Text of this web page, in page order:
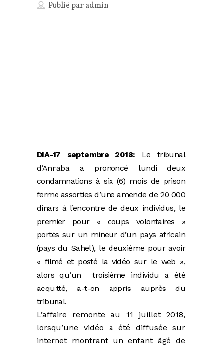
Publié paradmin
DIA-17 septembre 2018: Le tribunal
d’Annaba a prononcé lundi deux
condamnations à six (6) mois de prison
ferme assorties d’une amende de 20 000
dinars à l’encontre de deux individus, le
premier pour « coups volontaires »
portés sur un mineur d’un pays africain
(pays du Sahel), le deuxième pour avoir
« filmé et posté la vidéo sur le web »,
alors qu’un troisième individu a été
acquitté, a-t-on appris auprès du
tribunal.
L’affaire remonte au 11 juillet 2018,
lorsqu’une vidéo a été diffusée sur
internet montrant un enfant âgé de